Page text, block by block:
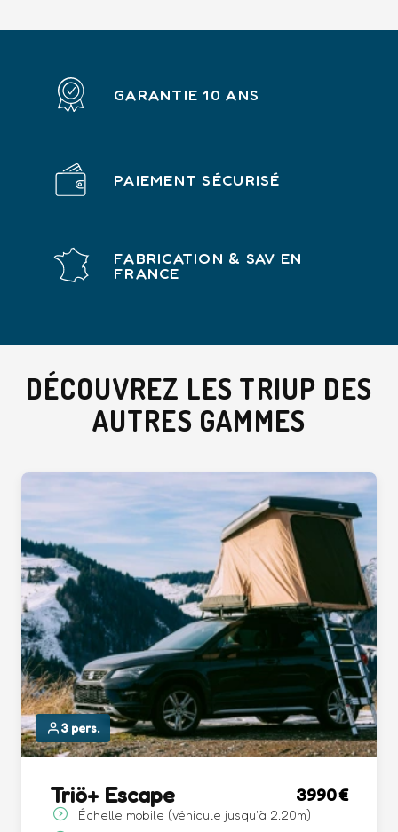
GARANTIE 10 ANS
PAIEMENT SÉCURISÉ
FABRICATION & SAV EN
FRANCE
DÉCOUVREZ LES TRIUP DES
AUTRES GAMMES
3 pers.
Triö+ Escape 3990
Échelle mobile (véhicule jusqu'à 2,20m)